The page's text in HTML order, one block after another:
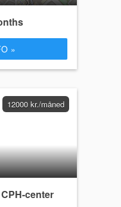
»
12000 kr./måned
center